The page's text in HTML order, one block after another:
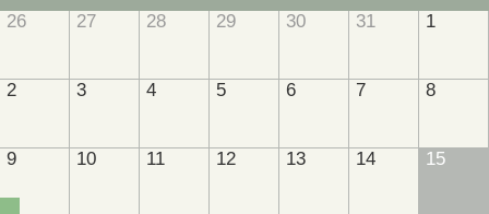
26 27 28 29 30 31 1
2 3 4 5 6 7 8
9 10 11 12 13 14 15